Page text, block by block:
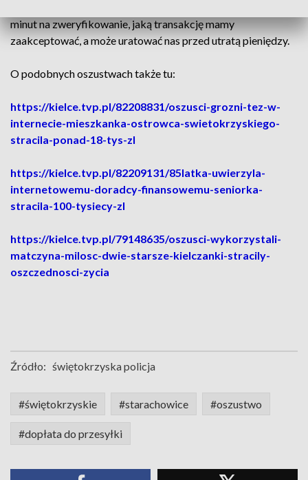
minut na zweryfikowanie, jaką transakcję mamy
zaakceptować, a może uratować nas przed utratą pieniędzy.
O podobnych oszustwach także tu:
https://kielce.tvp.pl/82208831/oszusci-grozni-tez-w-
internecie-mieszkanka-ostrowca-swietokrzyskiego-
stracila-ponad-18-tys-zl
https://kielce.tvp.pl/82209131/85latka-uwierzyla-
internetowemu-doradcy-finansowemu-seniorka-
stracila-100-tysiecy-zl
https://kielce.tvp.pl/79148635/oszusci-wykorzystali-
matczyna-milosc-dwie-starsze-kielczanki-stracily-
oszczednosci-zycia
Źródło: świętokrzyska policja
#świętokrzyskie #starachowice #oszustwo
#dopłata do przesyłki